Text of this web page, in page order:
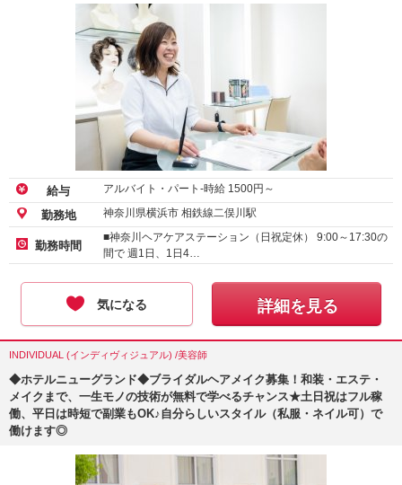
給与 アルバイト・パート-時給 1500円～
勤務地 神奈川県横浜市 相鉄線二俣川駅
勤務時間
■神奈川ヘアケアステーション（日祝定休） 9:00～17:30の
間で 週1日、1日4…
気になる 詳細を見る
INDIVIDUAL (インディヴィジュアル) /美容師
◆ホテルニューグランド◆ブライダルヘアメイク募集！和装・エステ・
メイクまで、一生モノの技術が無料で学べるチャンス★土日祝はフル稼
働、平日は時短で副業もOK♪自分らしいスタイル（私服・ネイル可）で
働けます◎